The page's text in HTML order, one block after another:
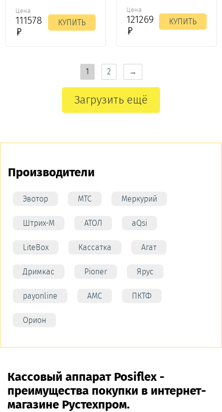
Цена
111578 КУПИТЬ
Цена
121269 КУПИТЬ
1 2 →
Загрузить ещё
Производители
Эвотор МТС Меркурий
Штрих-М АТОЛ aQsi
LiteBox Кассатка Агат
Дримкас Pioner Ярус
payonline АМС ПКТФ
Орион
Кассовый аппарат Posiflex -
преимущества покупки в интернет-
магазине Рустехпром.